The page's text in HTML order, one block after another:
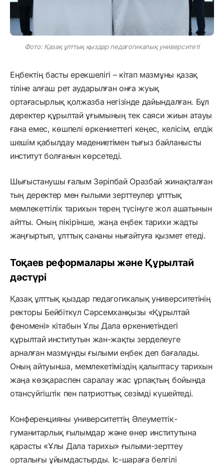
Фото: Қазақ ұлттық қыздар педагогикалық университеті
Еңбектің басты ерекшелігі – кітап мазмұны қазақ
тіліне алғаш рет аударылған онға жуық
ортағасырлық қолжазба негізінде дайындалған. Бұл
деректер құрылтай ұғымының тек саяси жиын атауы
ғана емес, көшпелі өркениеттегі кеңес, келісім, елдік
шешім қабылдау мәдениетімен тығыз байланысты
институт болғанын көрсетеді.
Шығыстанушы ғалым Зәріпбай Оразбай жинақталған
тың деректер мен ғылыми зерттеулер ұлттық
мемлекеттілік тарихын терең түсінуге жол ашатынын
айтты. Оның пікірінше, жаңа еңбек тарихи жадты
жаңғыртып, ұлттық сананы нығайтуға қызмет етеді.
Тоқаев реформалары және Құрылтай
дәстүрі
Қазақ ұлттық қыздар педагогикалық университетінің
ректоры Бейбіткүл Сәрсемханқызы «Құрылтай
феномені» кітабын Ұлы Дала өркениетіндегі
құрылтай институтын жан-жақты зерделеуге
арналған мазмұнды ғылыми еңбек деп бағалады.
Оның айтуынша, мемлекетіміздің қалыптасу тарихын
жаңа көзқараспен саралау жас ұрпақтың бойында
отансүйгіштік пен патриоттық сезімді күшейтеді.
Конференцияны университеттің Әлеуметтік-
гуманитарлық ғылымдар және өнер институтына
қарасты «Ұлы Дала тарихы» ғылыми-зерттеу
орталығы ұйымдастырды. Іс-шараға белгілі